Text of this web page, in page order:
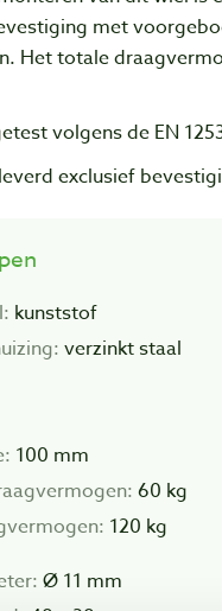
met
Het totale
volgens de EN
exclusief
kunststof
verzinkt staal
100 mm
60 kg
120 kg
Ø 11 mm